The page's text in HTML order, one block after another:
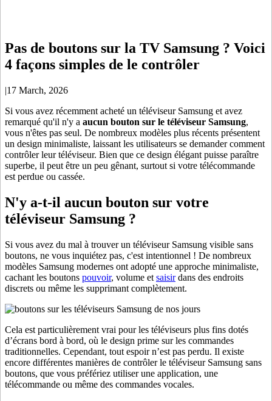
Pas de boutons sur la TV Samsung ? Voici
4 façons simples de le contrôler
|17 March, 2026
Si vous avez récemment acheté un téléviseur Samsung et avez
remarqué qu'il n'y a aucun bouton sur le téléviseur Samsung,
vous n'êtes pas seul. De nombreux modèles plus récents présentent
un design minimaliste, laissant les utilisateurs se demander comment
contrôler leur téléviseur. Bien que ce design élégant puisse paraître
superbe, il peut être un peu gênant, surtout si votre télécommande
est perdue ou cassée.
N'y a-t-il aucun bouton sur votre
téléviseur Samsung ?
Si vous avez du mal à trouver un téléviseur Samsung visible sans
boutons, ne vous inquiétez pas, c'est intentionnel ! De nombreux
modèles Samsung modernes ont adopté une approche minimaliste,
cachant les boutons pouvoir, volume et saisirdans des endroits
discrets ou même les supprimant complètement.
Cela est particulièrement vrai pour les téléviseurs plus fins dotés
d’écrans bord à bord, où le design prime sur les commandes
traditionnelles. Cependant, tout espoir n’est pas perdu. Il existe
encore différentes manières de contrôler le téléviseur Samsung sans
boutons, que vous préfériez utiliser une application, une
télécommande ou même des commandes vocales.